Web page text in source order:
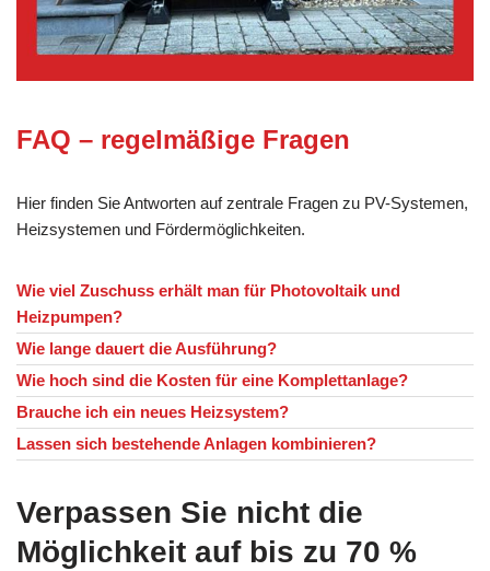
FAQ – regelmäßige Fragen
Hier finden Sie Antworten auf zentrale Fragen zu PV-Systemen,
Heizsystemen und Fördermöglichkeiten.
Wie viel Zuschuss erhält man für Photovoltaik und
Heizpumpen?
Wie lange dauert die Ausführung?
Wie hoch sind die Kosten für eine Komplettanlage?
Brauche ich ein neues Heizsystem?
Lassen sich bestehende Anlagen kombinieren?
Verpassen Sie nicht die
Möglichkeit auf bis zu 70 %